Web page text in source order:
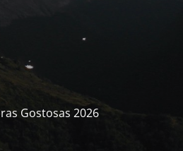
Gostosas 2026